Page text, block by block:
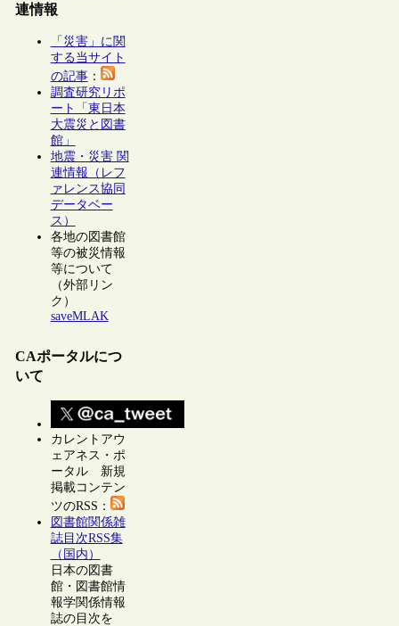
連情報
「災害」に関
する当サイト
の記事：
調査研究リポ
ート「東日本
大震災と図書
館」
地震・災害 関
連情報（レフ
ァレンス協同
データベー
ス）
各地の図書館
等の被災情報
等について
（外部リン
ク）
saveMLAK
CAポータルにつ
いて
カレントアウ
ェアネス・ポ
ータル 新規
掲載コンテン
ツのRSS：
図書館関係雑
誌目次RSS集
（国内）
日本の図書
館・図書館情
報学関係情報
誌の目次を